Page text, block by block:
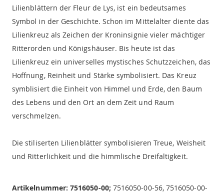
Lilienblättern der Fleur de Lys, ist ein bedeutsames
Symbol in der Geschichte. Schon im Mittelalter diente das
Lilienkreuz als Zeichen der Kroninsignie vieler mächtiger
Ritterorden und Königshäuser. Bis heute ist das
Lilienkreuz ein universelles mystisches Schutzzeichen, das
Hoffnung, Reinheit und Stärke symbolisiert. Das Kreuz
symblisiert die Einheit von Himmel und Erde, den Baum
des Lebens und den Ort an dem Zeit und Raum
verschmelzen.
Die stiliserten Lilienblätter symbolisieren Treue, Weisheit
und Ritterlichkeit und die himmlische Dreifaltigkeit.
Artikelnummer: 7516050-00; 7516050-00-56, 7516050-00-